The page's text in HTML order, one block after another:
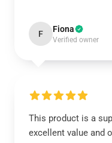
F Fiona
Verified owner
This product is a
excellent value and